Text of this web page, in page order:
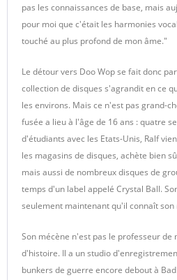
pas les connaissances de base, mais
pour moi que c'était les harmonies
touché au plus profond de mon âme."
Le détour vers Doo Wop se fait donc
collection de disques s'agrandit en ce
les environs. Mais ce n'est pas grand-
fusée a lieu à l'âge de 16 ans : quatre
d'étudiants avec les Etats-Unis, Ralf
les magasins de disques, achète bien
mais aussi de nombreux disques de
temps d'un label appelé Crystal Ball.
seulement maintenant qu'il connaît son
Son mécène n'est pas le professeur
d'histoire. Il a un studio
bunkers de guerre encore debout à